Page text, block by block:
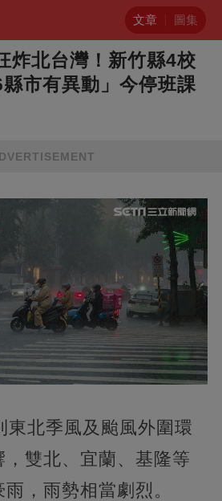
文章 圖集
炸北台灣！新竹縣4校
市有異動」今停班課
東北季風及颱風外圍環
雙北、宜蘭、基隆等
，雨勢相當劇烈。